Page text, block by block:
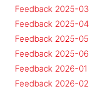
Feedback 2025-03
Feedback 2025-04
Feedback 2025-05
Feedback 2025-06
Feedback 2026-01
Feedback 2026-02